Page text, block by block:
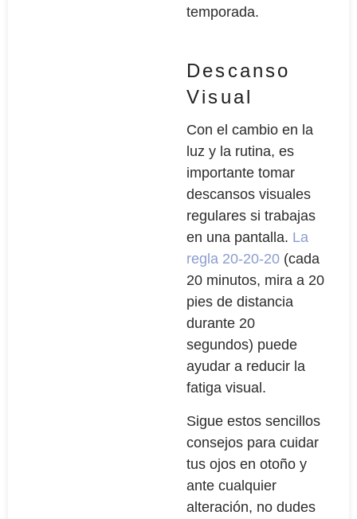
temporada.
Descanso
Visual
Con el cambio en la
luz y la rutina, es
importante tomar
descansos visuales
regulares si trabajas
en una pantalla. La
regla 20-20-20 (cada
20 minutos, mira a 20
pies de distancia
durante 20
segundos) puede
ayudar a reducir la
fatiga visual.
Sigue estos sencillos
consejos para cuidar
tus ojos en otoño y
ante cualquier
alteración, no dudes